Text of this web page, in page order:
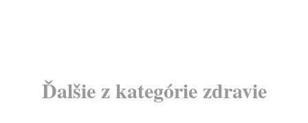
Ďalšie z kategórie zdravie